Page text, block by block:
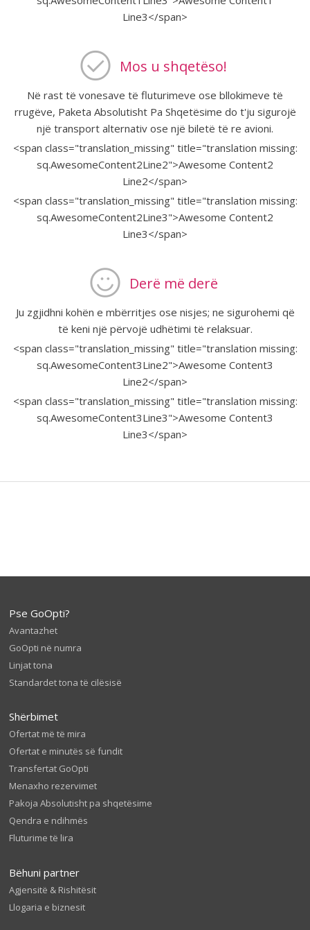
Line3</span>
Mos u shqetëso!
Në rast të vonesave të fluturimeve ose bllokimeve të
rrugëve, Paketa Absolutisht Pa Shqetësime do t'ju sigurojë
një transport alternativ ose një biletë të re avioni.
<span class="translation_missing" title="translation missing:
sq.AwesomeContent2Line2">Awesome Content2
Line2</span>
<span class="translation_missing" title="translation missing:
sq.AwesomeContent2Line3">Awesome Content2
Line3</span>
Derë më derë
Ju zgjidhni kohën e mbërritjes ose nisjes; ne sigurohemi që
të keni një përvojë udhëtimi të relaksuar.
<span class="translation_missing" title="translation missing:
sq.AwesomeContent3Line2">Awesome Content3
Line2</span>
<span class="translation_missing" title="translation missing:
sq.AwesomeContent3Line3">Awesome Content3
Line3</span>
Pse GoOpti?
Avantazhet
GoOpti në numra
Linjat tona
Standardet tona të cilësisë
Shërbimet
Ofertat më të mira
Ofertat e minutës së fundit
Transfertat GoOpti
Menaxho rezervimet
Pakoja Absolutisht pa shqetësime
Qendra e ndihmës
Fluturime të lira
Bëhuni partner
Agjensitë & Rishitësit
Llogaria e biznesit